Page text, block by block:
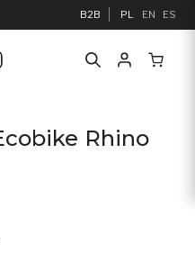
B2B PL EN ES
Rhino